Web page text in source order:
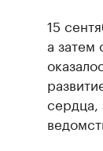
15
а затем
сердца,